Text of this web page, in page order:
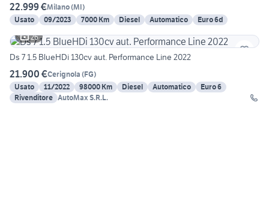
22.999 €Milano(MI)
Usato
09/2023 7000 Km Diesel Automatico
Euro 6d
26
Ds 7 1.5 BlueHDi 130cv aut. Performance Line 2022
21.900 €Cerignola (FG)
Usato
11/2022 98000 Km Diesel Automatico
Euro 6
Rivenditore AutoMax S.R.L.